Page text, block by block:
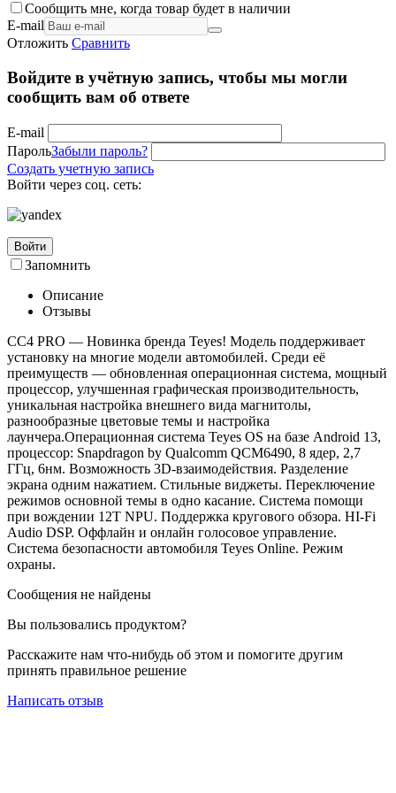
Сообщить мне, когда товар будет в наличии
E-mail
Отложить Сравнить
Войдите в учётную запись, чтобы мы могли
сообщить вам об ответе
E-mail
ПарольЗабыли пароль?
Создать учетную запись
Войти через соц. сеть:
Войти
Запомнить
Описание
Отзывы
СС4 PRO — Новинка бренда Teyes! Модель поддерживает
установку на многие модели автомобилей. Среди её
преимуществ — обновленная операционная система, мощный
процессор, улучшенная графическая производительность,
уникальная настройка внешнего вида магнитолы,
разнообразные цветовые темы и настройка
лаунчера.Операционная система Teyes OS на базе Android 13,
процессор: Snapdragon by Qualcomm QCM6490, 8 ядер, 2,7
ГГц, 6нм. Возможность 3D-взаимодействия. Разделение
экрана одним нажатием. Стильные виджеты. Переключение
режимов основной темы в одно касание. Система помощи
при вождении 12T NPU. Поддержка кругового обзора. HI-Fi
Audio DSP. Оффлайн и онлайн голосовое управление.
Система безопасности автомобиля Teyes Online. Режим
охраны.
Сообщения не найдены
Вы пользовались продуктом?
Расскажите нам что-нибудь об этом и помогите другим
принять правильное решение
Написать отзыв